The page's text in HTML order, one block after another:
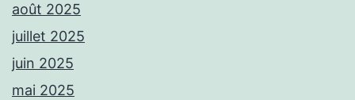
août 2025
juillet 2025
juin 2025
mai 2025